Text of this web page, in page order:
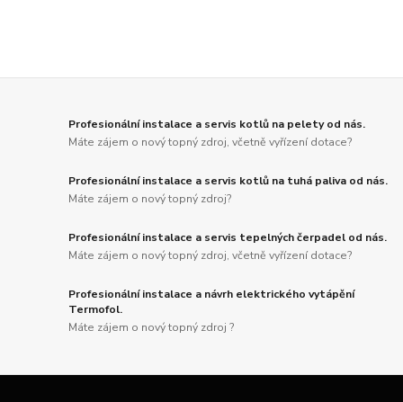
Profesionální instalace a servis kotlů na pelety od nás.
Máte zájem o nový topný zdroj, včetně vyřízení dotace?
Profesionální instalace a servis kotlů na tuhá paliva od nás.
Máte zájem o nový topný zdroj?
Profesionální instalace a servis tepelných čerpadel od nás.
Máte zájem o nový topný zdroj, včetně vyřízení dotace?
Profesionální instalace a návrh elektrického vytápění
Termofol.
Máte zájem o nový topný zdroj ?